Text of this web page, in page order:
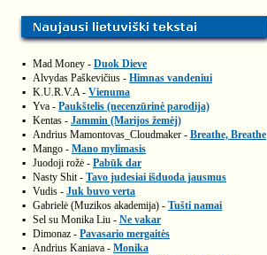
▪ Mad Money - Duok Dieve
▪ Alvydas Paškevičius - Himnas vandeniui
▪ K.U.R.V.A - Vienuma
▪ Yva - Paukštelis (necenzūrinė parodija)
▪ Kentas - Jammin (Marijos žemėj)
▪ Andrius Mamontovas_Cloudmaker - Breathe, Breathe
▪ Mango - Mano mylimasis
▪ Juodoji rožė - Pabūk dar
▪ Nasty Shit - Tavo judesiai išduoda jausmus
▪ Vudis - Juk buvo verta
▪ Gabrielė (Muzikos akademija) - Tušti namai
▪ Sel su Monika Liu - Ne vakar
▪ Dimonaz - Pavasario mergaitės
▪ Andrius Kaniava - Monika